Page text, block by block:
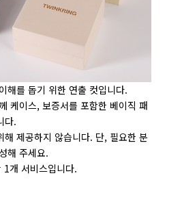
해를 돕기 위한 연출 컷입니다.
케이스, 보증서를 포함한 베이직 패
다.
해 제공하지 않습니다. 단, 필요한 분
해 주세요.
개 서비스입니다.